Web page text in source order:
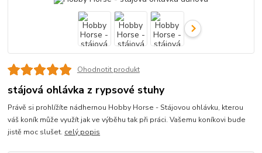
Ohodnotit produkt
stájová ohlávka z rypsové stuhy
Právě si prohlížíte nádhernou Hobby Horse - Stájovou ohlávku, kterou
váš koník může využít jak ve výběhu tak při práci. Vašemu koníkovi bude
jistě moc slušet. celý popis